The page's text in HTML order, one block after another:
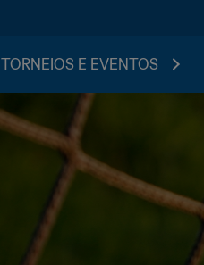
TORNEIOS E EVENTOS